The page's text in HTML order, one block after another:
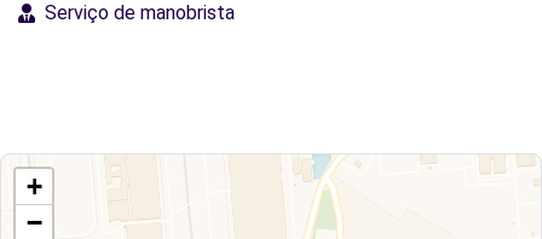
Serviço de manobrista
+
−